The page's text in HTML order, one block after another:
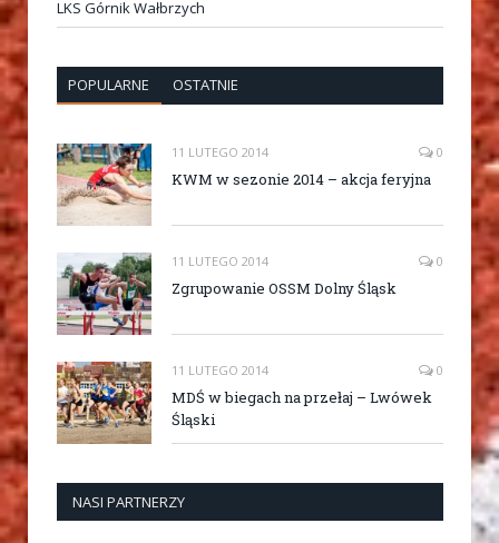
LKS Górnik Wałbrzych
POPULARNE OSTATNIE
11 LUTEGO 2014 0
KWM w sezonie 2014 – akcja feryjna
11 LUTEGO 2014 0
Zgrupowanie OSSM Dolny Śląsk
11 LUTEGO 2014 0
MDŚ w biegach na przełaj – Lwówek
Śląski
NASI PARTNERZY